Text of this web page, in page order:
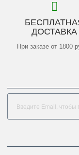
ДОСТАВКА
При заказе от 1800